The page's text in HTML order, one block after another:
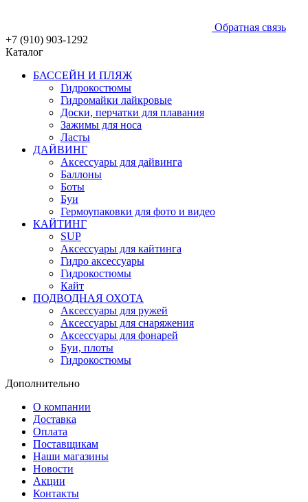
Обратная связь
+7 (910) 903-1292
Каталог
БАССЕЙН И ПЛЯЖ
Гидрокостюмы
Гидромайки лайкровые
Доски, перчатки для плавания
Зажимы для носа
Ласты
ДАЙВИНГ
Аксессуары для дайвинга
Баллоны
Боты
Буи
Гермоупаковки для фото и видео
КАЙТИНГ
SUP
Аксессуары для кайтинга
Гидро аксессуары
Гидрокостюмы
Кайт
ПОДВОДНАЯ ОХОТА
Аксессуары для ружей
Аксессуары для снаряжения
Аксессуары для фонарей
Буи, плоты
Гидрокостюмы
Дополнительно
О компании
Доставка
Оплата
Поставщикам
Наши магазины
Новости
Акции
Контакты